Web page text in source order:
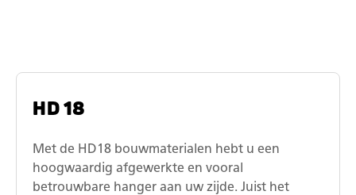
HD 18
Met de HD18 bouwmaterialen hebt u een
hoogwaardig afgewerkte en vooral
betrouwbare hanger aan uw zijde. Juist het